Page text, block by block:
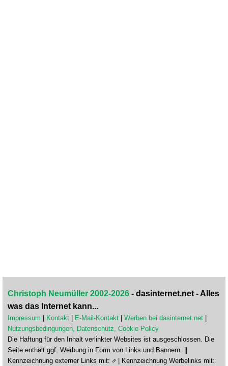
Christoph Neumüller 2002-2026 - dasinternet.net - Alles
was das Internet kann...
Impressum Kontakt E-Mail-Kontakt Werben bei dasinternet.net
Nutzungsbedingungen, Datenschutz, Cookie-Policy
Die Haftung für den Inhalt verlinkter Websites ist ausgeschlossen. Die
Seite enthält ggf. Werbung in Form von Links und Bannern. ||
Kennzeichnung externer Links mit:
| Kennzeichnung Werbelinks mit: